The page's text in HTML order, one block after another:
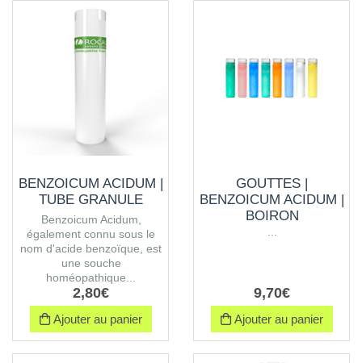
BENZOICUM ACIDUM |
TUBE GRANULE
Benzoicum Acidum,
également connu sous le
nom d'acide benzoïque, est
une souche
homéopathique...
2,80€
Ajouter au panier
GOUTTES |
BENZOICUM ACIDUM |
BOIRON
9,70€
Ajouter au panier